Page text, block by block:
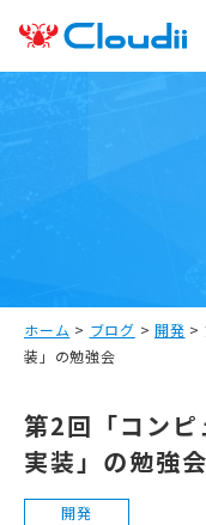
ホーム > ブログ > 開発 >
装」の勉強会
第2回「コンピ
実装」の勉強会
開発